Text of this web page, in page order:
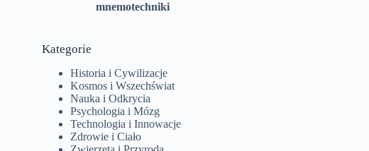
mnemotechniki
Kategorie
Historia i Cywilizacje
Kosmos i Wszechświat
Nauka i Odkrycia
Psychologia i Mózg
Technologia i Innowacje
Zdrowie i Ciało